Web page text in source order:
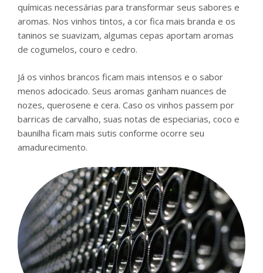
químicas necessárias para transformar seus sabores e
aromas. Nos vinhos tintos, a cor fica mais branda e os
taninos se suavizam, algumas cepas aportam aromas
de cogumelos, couro e cedro.
Já os vinhos brancos ficam mais intensos e o sabor
menos adocicado. Seus aromas ganham nuances de
nozes, querosene e cera. Caso os vinhos passem por
barricas de carvalho, suas notas de especiarias, coco e
baunilha ficam mais sutis conforme ocorre seu
amadurecimento.